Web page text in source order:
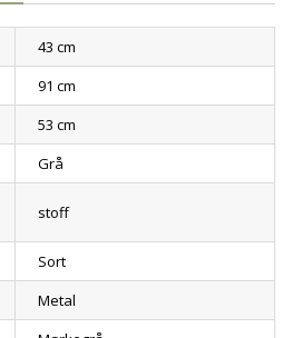
43 cm
91 cm
53 cm
Grå
stoff
Sort
Metal